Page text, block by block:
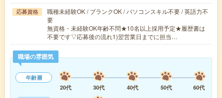
応募資格
職種未経験OK / ブランクOK / パソコンスキル不要 / 英語力不
要
無資格・未経験OK年齢不問★10名以上採用予定★履歴書は
不要です▽応募後の流れ1)翌営業日までに担当…
職場の雰囲気
年齢層
20代
30代 40代 50代
60代